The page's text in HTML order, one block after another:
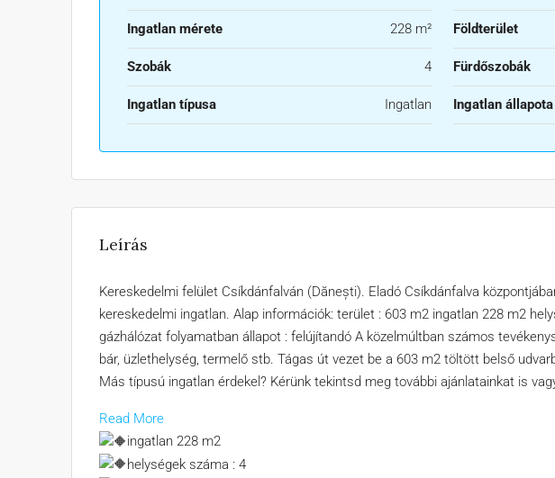
Ingatlan mérete 228 m² Földterület
Szobák 4 Fürdőszobák
Ingatlan típusa Ingatlan Ingatlan állapota
Leírás
Kereskedelmi felület Csíkdánfalván (Dănești). Eladó Csíkdánfalva
kereskedelmi ingatlan. Alap információk: terület : 603 m2 ingatlan 228 m2
gázhálózat folyamatban állapot : felújítandó A közelmúltban számos
bár, üzlethelység, termelő stb. Tágas út vezet be a 603 m2 töltött belső
Más típusú ingatlan érdekel? Kérünk tekintsd meg további ajánlatainkat is
Read More
ingatlan 228 m2
helységek száma : 4